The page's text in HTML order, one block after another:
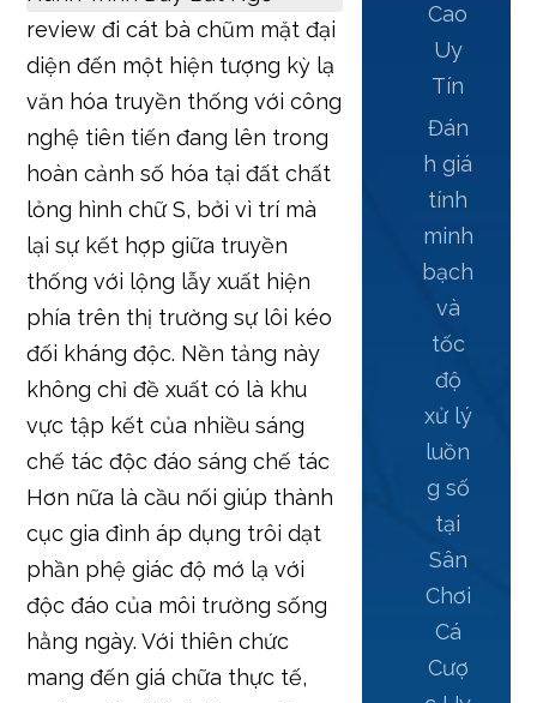
review đi cát bà chũm mặt đại
diện đến một hiện tượng kỳ lạ
văn hóa truyền thống với công
nghệ tiên tiến đang lên trong
hoàn cảnh số hóa tại đất chất
lỏng hình chữ S, bởi vì trí mà
lại sự kết hợp giữa truyền
thống với lộng lẫy xuất hiện
phía trên thị trường sự lôi kéo
đối kháng độc. Nền tảng này
không chỉ đề xuất có là khu
vực tập kết của nhiều sáng
chế tác độc đáo sáng chế tác
Hơn nữa là cầu nối giúp thành
cục gia đình áp dụng trôi dạt
phần phệ giác độ mớ lạ với
độc đáo của môi trường sống
hằng ngày. Với thiên chức
mang đến giá chữa thực tế,
Cao
Uy
Tín
Đán
h giá
tính
minh
bạch
và
tốc
độ
xử lý
luồn
g số
tại
Sân
Chơi
Cá
Cượ